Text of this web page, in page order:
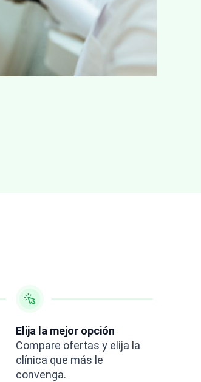
Elija la mejor opción
Compare ofertas y elija la
clínica que más le
convenga.